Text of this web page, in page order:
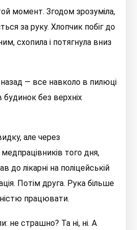
момент. Згодом зрозуміла,
за руку. Хлопчик побіг до
схопила і потягнула вниз
— все навколо в пилюці
будинок без верхніх
але через
того дня,
до лікарні на поліцейській
Потім друга. Рука більше
працювати.
не страшно? Та ні, ні. А